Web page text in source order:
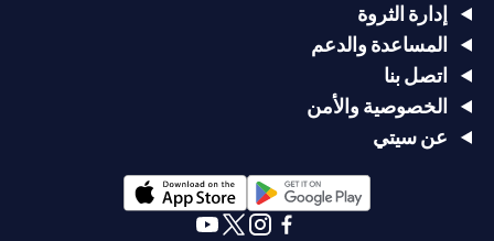
إدارة الثروة
المساعدة والدعم
اتصل بنا
الخصوصية والأمن
عن سيتي
opens in a new tab
opens in a new tab